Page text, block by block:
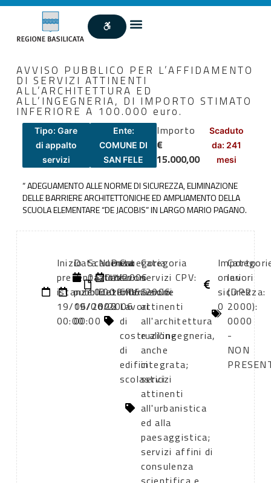
AVVISO PUBBLICO PER L’AFFIDAMENTO
DI SERVIZI ATTINENTI
ALL’ARCHITETTURA ED
ALL’INGEGNERIA, DI IMPORTO STIMATO
INFERIORE A 100.000 euro.
Tipo: Gare
di appalto
servizi
Ente:
COMUNE DI
SAN FELE
Importo
€
15.000,00
Scaduto
da: 241
mesi
“ ADEGUAMENTO ALLE NORME DI SICUREZZA, ELIMINAZIONE
DELLE BARRIERE ARCHITETTONICHE ED AMPLIAMENTO DELLA
SCUOLA ELEMENTARE “DE JACOBIS” IN LARGO MARIO PAGANO.
Inizio
presentazione
istanze:
19/06/2006
00:00
Data
di
pubblicazione:
19/06/2006
00:00
Scadenza:
04/07/2006
10:00
Numero
atto:
Determinazione
122
Data
atto:
19/06/2006
Categoria
lavori
CPV:
Lavori
di
costruzione
di
edifici
scolastici
Categoria
servizi CPV:
Servizi
attinenti
all'architettura
e all'ingegneria,
anche
integrata;
servizi
attinenti
all'urbanistica
ed alla
paesaggistica;
servizi affini di
consulenza
Importo
oneri
sicurezza:
0
lavori
(DPR
2000):
0000
-
NON